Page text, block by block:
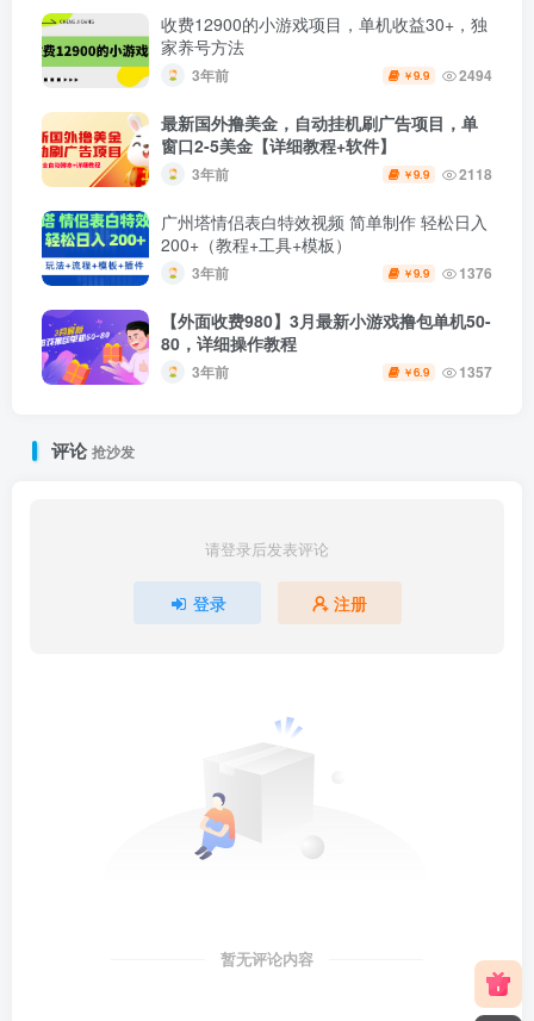
收费12900的小游戏项目，单机收益30+，独
家养号方法
3年前 ￥9.9 2494
最新国外撸美金，自动挂机刷广告项目，单
窗口2-5美金【详细教程+软件】
3年前 ￥9.9 2118
广州塔情侣表白特效视频 简单制作 轻松日入
200+（教程+工具+模板）
3年前 ￥9.9 1376
【外面收费980】3月最新小游戏撸包单机50-
80，详细操作教程
3年前 ￥6.9 1357
评论抢沙发
请登录后发表评论
登录 注册
暂无评论内容